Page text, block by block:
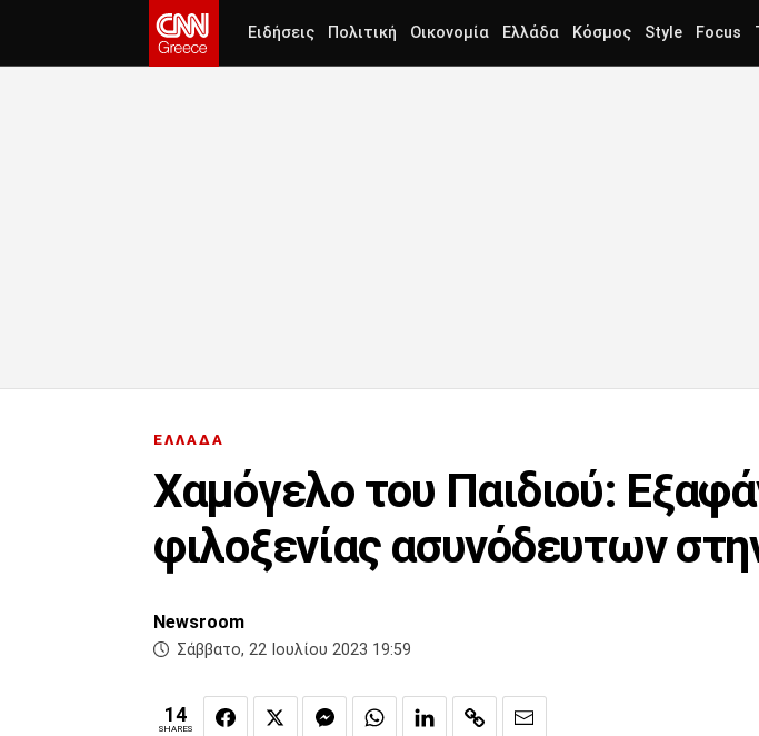
Ειδήσεις Πολιτική Οικονομία Ελλάδα Κόσμος Style Focus
ΕΛΛΑΔΑ
Χαμόγελο του Παιδιού:
φιλοξενίας ασυνόδευτων
Newsroom
Σάββατο, 22 Ιουλίου 2023 19:59
14
SHARES